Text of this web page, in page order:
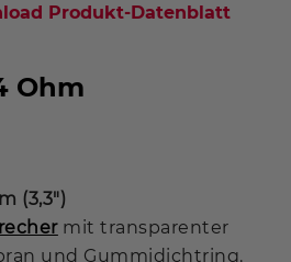
Produkt-Datenblatt
Ohm
(3,3")
mit transparenter
und Gummidichtring.